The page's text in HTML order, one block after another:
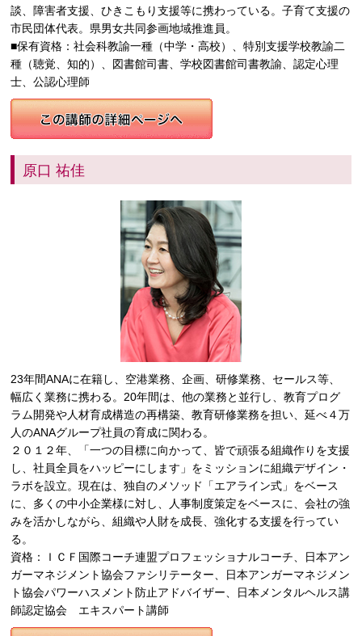
談、障害者支援、ひきこもり支援等に携わっている。子育て支援の
市民団体代表。県男女共同参画地域推進員。
■保有資格：社会科教諭一種（中学・高校）、特別支援学校教諭二
種（聴覚、知的）、図書館司書、学校図書館司書教諭、認定心理
士、公認心理師
原口 祐佳
23年間ANAに在籍し、空港業務、企画、研修業務、セールス等、
幅広く業務に携わる。20年間は、他の業務と並行し、教育プログ
ラム開発や人材育成構造の再構築、教育研修業務を担い、延べ４万
人のANAグループ社員の育成に関わる。
２０１２年、「一つの目標に向かって、皆で頑張る組織作りを支援
し、社員全員をハッピーにします」をミッションに組織デザイン・
ラボを設立。現在は、独自のメソッド「エアライン式」をベース
に、多くの中小企業様に対し、人事制度策定をベースに、会社の強
みを活かしながら、組織や人財を成長、強化する支援を行ってい
る。
資格：ＩＣＦ国際コーチ連盟プロフェッショナルコーチ、日本アン
ガーマネジメント協会ファシリテーター、日本アンガーマネジメン
ト協会パワーハスメント防止アドバイザー、日本メンタルヘルス講
師認定協会 エキスパート講師